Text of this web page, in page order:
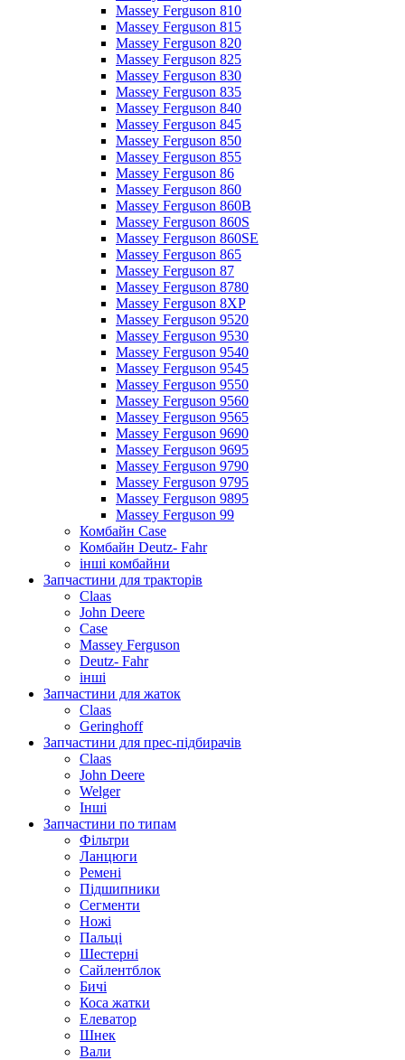
Massey Ferguson 810
Massey Ferguson 815
Massey Ferguson 820
Massey Ferguson 825
Massey Ferguson 830
Massey Ferguson 835
Massey Ferguson 840
Massey Ferguson 845
Massey Ferguson 850
Massey Ferguson 855
Massey Ferguson 86
Massey Ferguson 860
Massey Ferguson 860B
Massey Ferguson 860S
Massey Ferguson 860SE
Massey Ferguson 865
Massey Ferguson 87
Massey Ferguson 8780
Massey Ferguson 8XP
Massey Ferguson 9520
Massey Ferguson 9530
Massey Ferguson 9540
Massey Ferguson 9545
Massey Ferguson 9550
Massey Ferguson 9560
Massey Ferguson 9565
Massey Ferguson 9690
Massey Ferguson 9695
Massey Ferguson 9790
Massey Ferguson 9795
Massey Ferguson 9895
Massey Ferguson 99
Комбайн Case
Комбайн Deutz- Fahr
інші комбайни
Запчастини для тракторів
Claas
John Deere
Case
Massey Ferguson
Deutz- Fahr
інші
Запчастини для жаток
Claas
Geringhoff
Запчастини для прес-підбирачів
Claas
John Deere
Welger
Інші
Запчастини по типам
Фільтри
Ланцюги
Ремені
Підшипники
Сегменти
Ножі
Пальці
Шестерні
Сайлентблок
Бичі
Коса жатки
Елеватор
Шнек
Вали